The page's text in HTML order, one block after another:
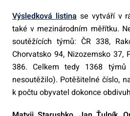
Výsledková listinase vytváří v
také v mezinárodním měřítku.
soutěžících týmů: ČR 338,
Chorvatsko 94, Nizozemsko 37,
386. Celkem tedy 1368
nesoutěžilo). Potěšitelné číslo,
k počtu obyvatel dokonce